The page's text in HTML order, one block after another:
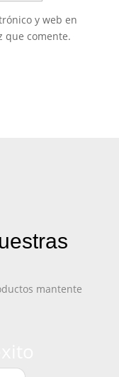
y web en
que comente.
mantente